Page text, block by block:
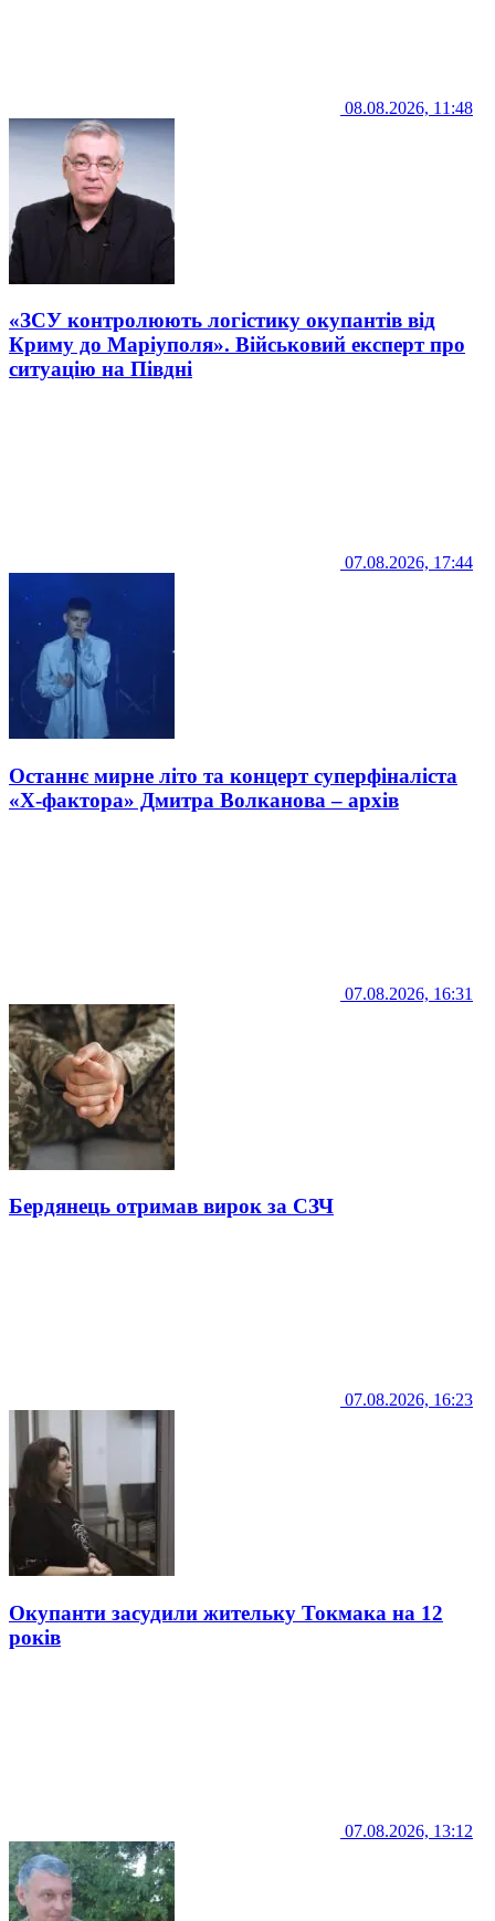
08.08.2026, 11:48
«ЗСУ контролюють логістику окупантів від
Криму до Маріуполя». Військовий експерт про
ситуацію на Півдні
07.08.2026, 17:44
Останнє мирне літо та концерт суперфіналіста
«Х-фактора» Дмитра Волканова – архів
07.08.2026, 16:31
Бердянець отримав вирок за СЗЧ
07.08.2026, 16:23
Окупанти засудили жительку Токмака на 12
років
07.08.2026, 13:12